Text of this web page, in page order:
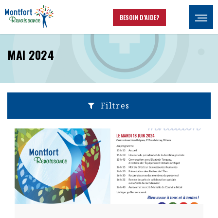
Aller au contenu principal
BESOIN D’AIDE?
MAI 2024
Filtres